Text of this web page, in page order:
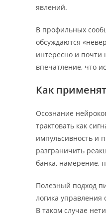
явлений.
В профильных
обсуждаются
интересно и почти
впечатление, что
Как
Осознание
трактовать как
импульсивность и
разграничить
банка, намерение,
Полезный подход
логика
В таком случае